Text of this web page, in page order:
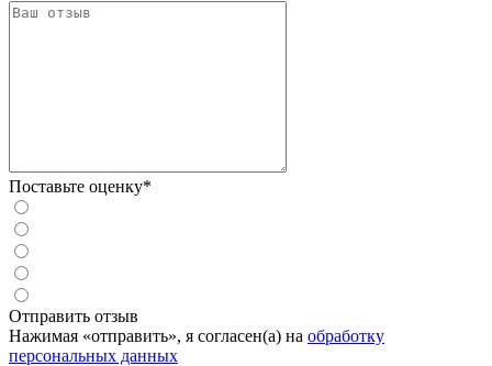
Поставьте оценку*
Отправить отзыв
Нажимая «отправить», я согласен(а) на обработку
персональных данных